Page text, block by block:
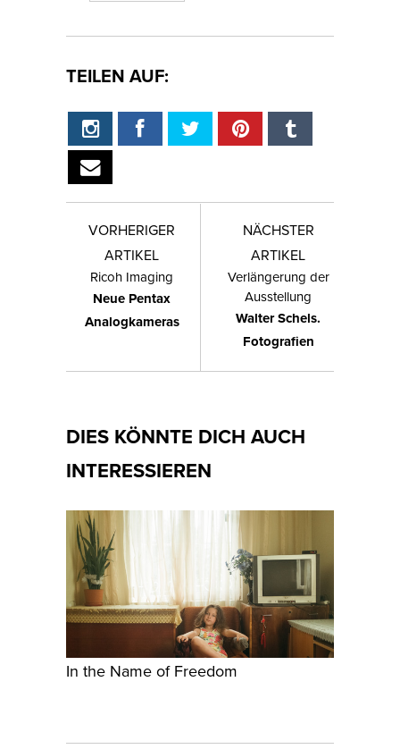
TEILEN AUF:
VORHERIGER
ARTIKEL
Ricoh Imaging
Neue Pentax
Analogkameras
NÄCHSTER
ARTIKEL
Verlängerung der
Ausstellung
Walter Schels.
Fotografien
DIES KÖNNTE DICH AUCH
INTERESSIEREN
In the Name of Freedom